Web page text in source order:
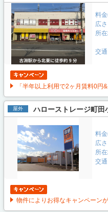
料
広さ
所
交通
「半年以上利用で2ヶ月賃料0円&
屋外 ハローストレージ町田
料
広さ
所
交通
物件によりお得なキャンペーン